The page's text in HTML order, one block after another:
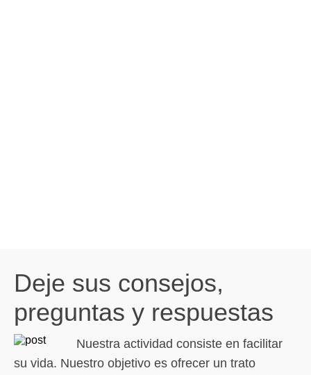
Deje sus consejos,
preguntas y respuestas
Nuestra actividad consiste en facilitar
su vida. Nuestro objetivo es ofrecer un trato